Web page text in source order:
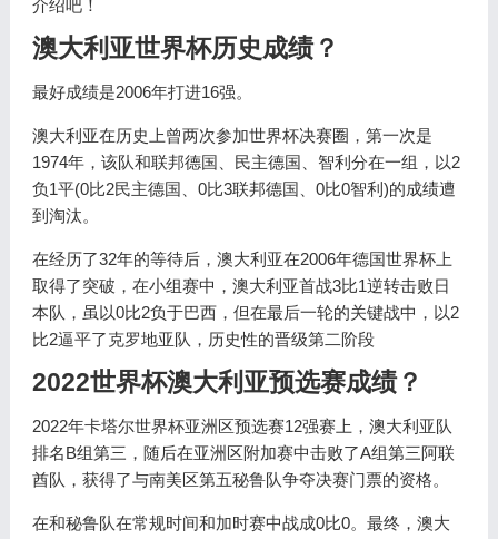
介绍吧！
澳大利亚世界杯历史成绩？
最好成绩是2006年打进16强。
澳大利亚在历史上曾两次参加世界杯决赛圈，第一次是
1974年，该队和联邦德国、民主德国、智利分在一组，以2
负1平(0比2民主德国、0比3联邦德国、0比0智利)的成绩遭
到淘汰。
在经历了32年的等待后，澳大利亚在2006年德国世界杯上
取得了突破，在小组赛中，澳大利亚首战3比1逆转击败日
本队，虽以0比2负于巴西，但在最后一轮的关键战中，以2
比2逼平了克罗地亚队，历史性的晋级第二阶段
2022世界杯澳大利亚预选赛成绩？
2022年卡塔尔世界杯亚洲区预选赛12强赛上，澳大利亚队
排名B组第三，随后在亚洲区附加赛中击败了A组第三阿联
酋队，获得了与南美区第五秘鲁队争夺决赛门票的资格。
在和秘鲁队在常规时间和加时赛中战成0比0。最终，澳大